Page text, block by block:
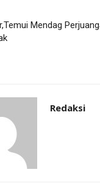
Mendag
Redaksi